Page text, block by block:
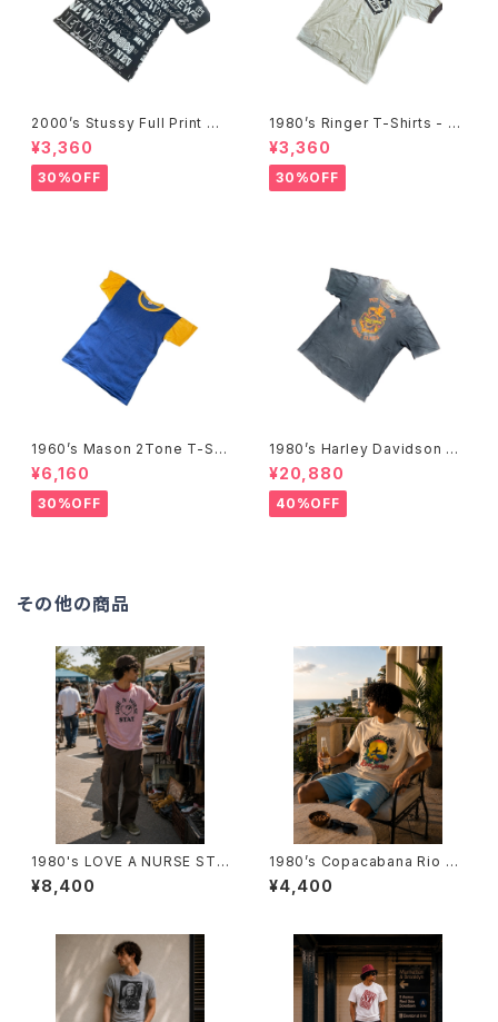
2000’s Stussy Full Print T-
Shirts -2000年代 ステューシ
ー フルプリントTシャツ-
¥3,360
30%OFF
1980’s Ringer T-Shirts - 19
80年代 リンガーTシャツ-
¥3,360
30%OFF
1960’s Mason 2Tone T-Shi
rts -1960年代 メイソン 2トー
ンTシャツ-
¥6,160
30%OFF
1980’s Harley Davidson T-
Shirts -1980年代 ハーレー・
ダビッドソン Tシャツ-
¥20,880
40%OFF
その他の商品
1980's LOVE A NURSE STA
T TRIM T-Shirts -1980年代
霜降りリンガーTシャツ-
¥8,400
1980’s Copacabana Rio de
Janeiro T-Shirts -1980年代
コパカバーナ・リオデジャネイロ
¥4,400